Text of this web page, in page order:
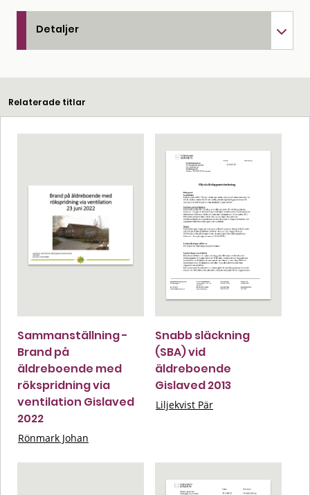
Detaljer
Relaterade titlar
Sammanställning -
Brand på
äldreboende med
rökspridning via
ventilation Gislaved
2022
Rönmark Johan
Snabb släckning
(SBA) vid
äldreboende
Gislaved 2013
Liljekvist Pär